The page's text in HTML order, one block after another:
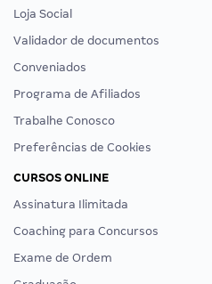
Loja Social
Validador de documentos
Conveniados
Programa de Afiliados
Trabalhe Conosco
Preferências de Cookies
CURSOS ONLINE
Assinatura Ilimitada
Coaching para Concursos
Exame de Ordem